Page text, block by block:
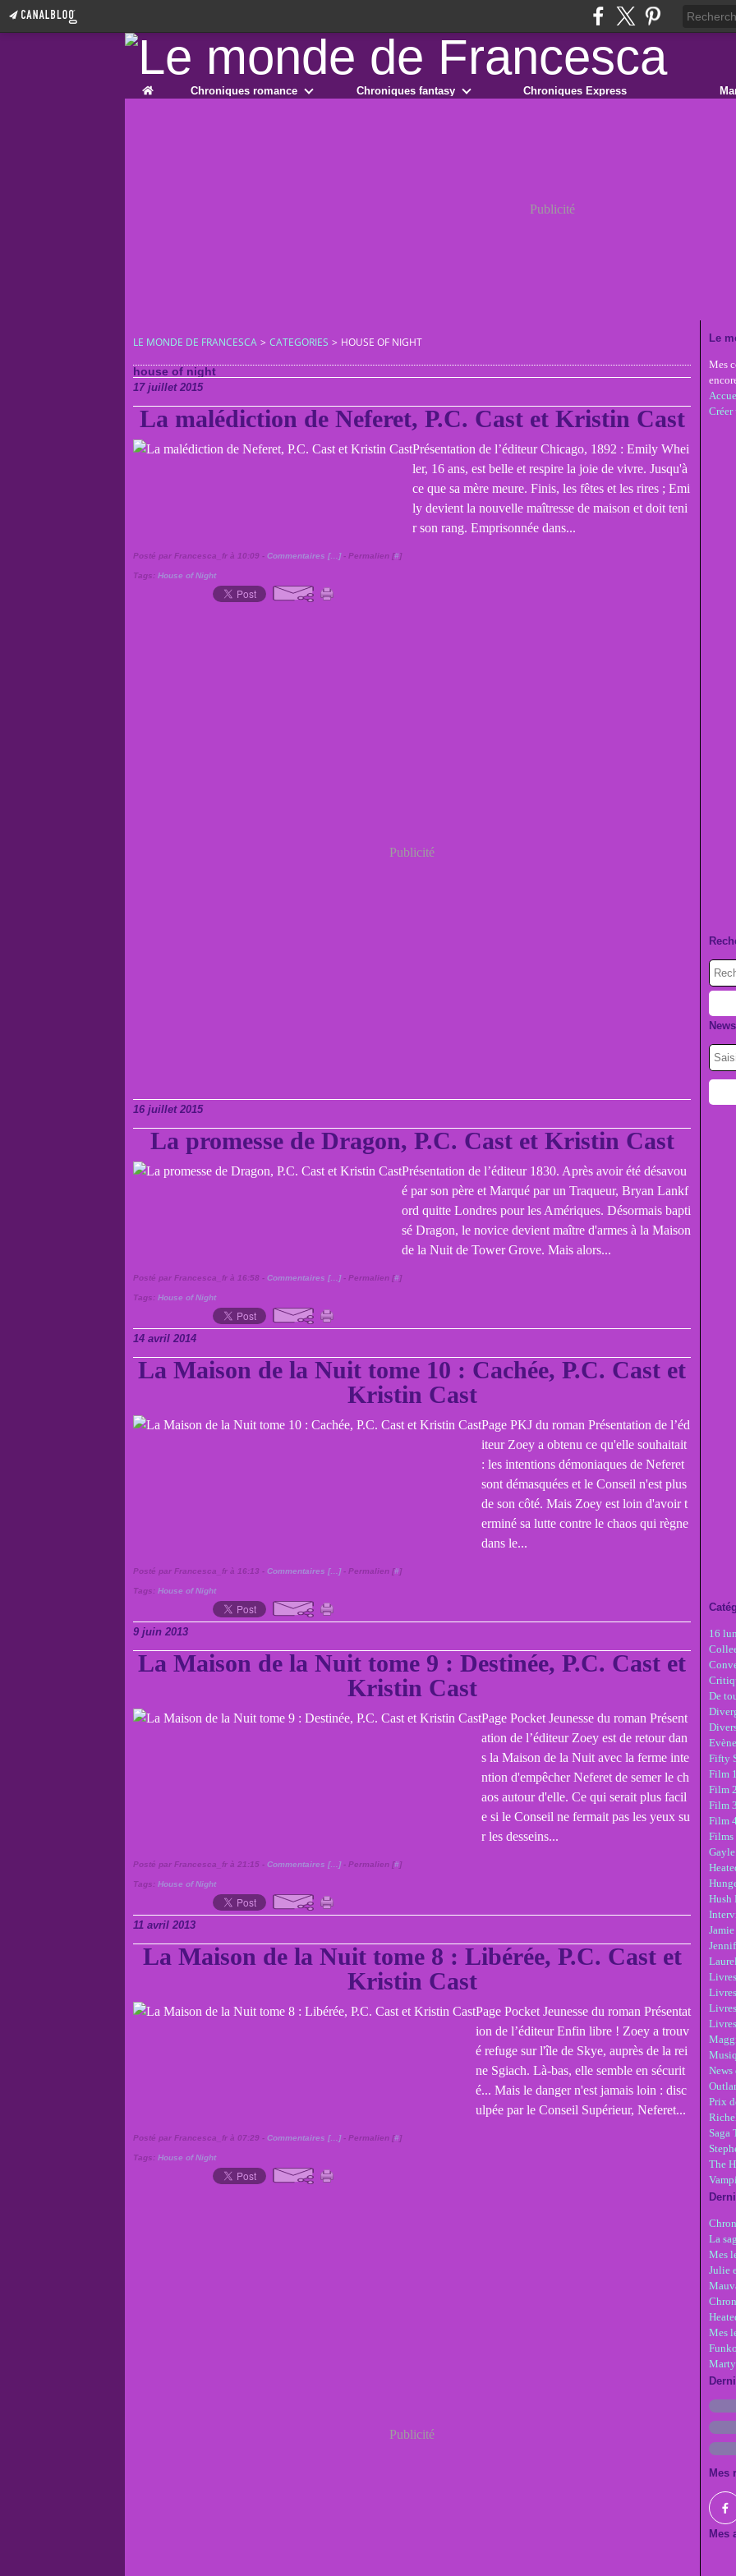
Home Chroniques romance Chroniques fantasy Chroniques Express
Publicité
LE MONDE DE FRANCESCA > CATEGORIES > HOUSE OF NIGHT
house of night
17 juillet 2015
La malédiction de Neferet, P.C. Cast et Kristin Cast
Présentation de l’éditeur Chicago, 1892 : Emily Whei
ler, 16 ans, est belle et respire la joie de vivre. Jusqu'à
ce que sa mère meure. Finis, les fêtes et les rires ; Emi
ly devient la nouvelle maîtresse de maison et doit teni
r son rang. Emprisonnée dans...
Posté par Francesca_fr à 10:09 - Commentaires [… ]- Permalien [#]
Tags: House of Night
Publicité
16 juillet 2015
La promesse de Dragon, P.C. Cast et Kristin Cast
Présentation de l’éditeur 1830. Après avoir été désavou
é par son père et Marqué par un Traqueur, Bryan Lankf
ord quitte Londres pour les Amériques. Désormais bapti
sé Dragon, le novice devient maître d'armes à la Maison
de la Nuit de Tower Grove. Mais alors...
Posté par Francesca_fr à 16:58 - Commentaires [… ]- Permalien [#]
Tags: House of Night
14 avril 2014
La Maison de la Nuit tome 10 : Cachée, P.C. Cast et
Kristin Cast
Page PKJ du roman Présentation de l’éd
iteur Zoey a obtenu ce qu'elle souhaitait
: les intentions démoniaques de Neferet
sont démasquées et le Conseil n'est plus
de son côté. Mais Zoey est loin d'avoir t
erminé sa lutte contre le chaos qui règne
dans le...
Posté par Francesca_fr à 16:13 - Commentaires [… ]- Permalien [#]
Tags: House of Night
9 juin 2013
La Maison de la Nuit tome 9 : Destinée, P.C. Cast et
Kristin Cast
Page Pocket Jeunesse du roman Présent
ation de l’éditeur Zoey est de retour dan
s la Maison de la Nuit avec la ferme inte
ntion d'empêcher Neferet de semer le ch
aos autour d'elle. Ce qui serait plus facil
e si le Conseil ne fermait pas les yeux su
r les desseins...
Posté par Francesca_fr à 21:15 - Commentaires [… ]- Permalien [#]
Tags: House of Night
11 avril 2013
La Maison de la Nuit tome 8 : Libérée, P.C. Cast et
Kristin Cast
Page Pocket Jeunesse du roman Présentat
ion de l’éditeur Enfin libre ! Zoey a trouv
é refuge sur l'île de Skye, auprès de la rei
ne Sgiach. Là-bas, elle semble en sécurit
é... Mais le danger n'est jamais loin : disc
ulpée par le Conseil Supérieur, Neferet...
Posté par Francesca_fr à 07:29 - Commentaires [… ]- Permalien [#]
Tags: House of Night
Publicité
Le
Mes
16
De
Fifty
Film
Film
Film
Film
Films
Hush
Livres
News
Prix
Saga
The
La
Mes
Julie
Mes
Mes
Mes